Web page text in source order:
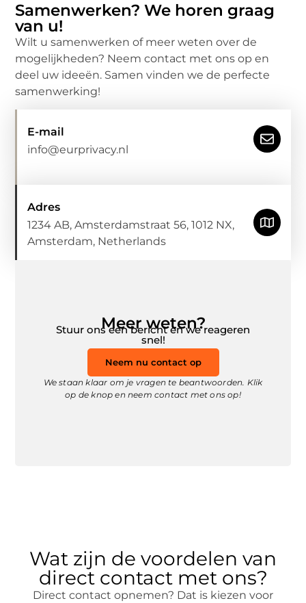
Samenwerken? We horen graag
van u!
Wilt u samenwerken of meer weten over de
mogelijkheden? Neem contact met ons op en
deel uw ideeën. Samen vinden we de perfecte
samenwerking!
E-mail
info@eurprivacy.nl
Adres
1234 AB, Amsterdamstraat 56, 1012 NX,
Amsterdam, Netherlands
Meer weten?
Stuur ons een bericht en we reageren
snel!
Neem nu contact op
We staan klaar om je vragen te beantwoorden. Klik
op de knop en neem contact met ons op!
Wat zijn de voordelen van
direct contact met ons?
Direct contact opnemen? Dat is kiezen voor